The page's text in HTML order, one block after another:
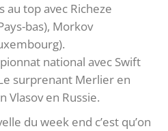
au top avec Richeze
bas), Morkov
national avec Swift
surprenant Merlier en
Vlasov en Russie.
du week end c’est qu’on